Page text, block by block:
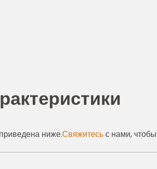
ниже.Свяжитесьс нами,